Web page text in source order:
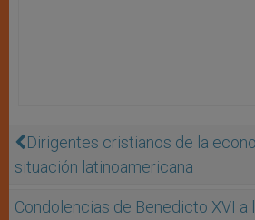
Dirigentes cristianos de la
situación latinoamericana
Condolencias de Benedicto XVI a